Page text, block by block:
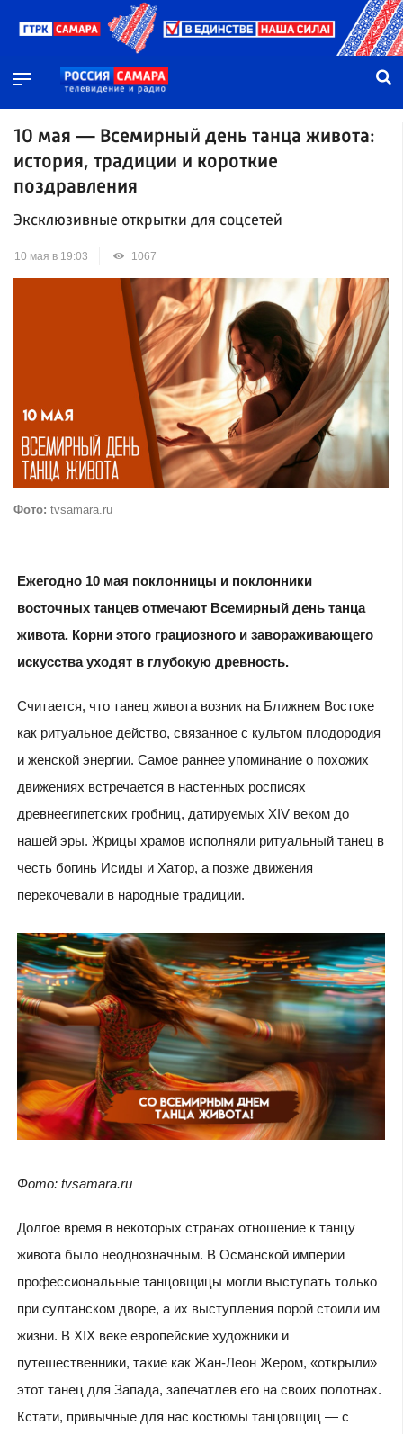
10 мая — Всемирный день танца живота:
история, традиции и короткие
поздравления
Эксклюзивные открытки для соцсетей
10 мая в 19:03 1067
Фото: tvsamara.ru
Ежегодно 10 мая поклонницы и поклонники
восточных танцев отмечают Всемирный день танца
живота. Корни этого грациозного и завораживающего
искусства уходят в глубокую древность.
Считается, что танец живота возник на Ближнем Востоке
как ритуальное действо, связанное с культом плодородия
и женской энергии. Самое раннее упоминание о похожих
движениях встречается в настенных росписях
древнеегипетских гробниц, датируемых XIV веком до
нашей эры. Жрицы храмов исполняли ритуальный танец в
честь богинь Исиды и Хатор, а позже движения
перекочевали в народные традиции.
Фото: tvsamara.ru
Долгое время в некоторых странах отношение к танцу
живота было неоднозначным. В Османской империи
профессиональные танцовщицы могли выступать только
при султанском дворе, а их выступления порой стоили им
жизни. В XIX веке европейские художники и
путешественники, такие как Жан-Леон Жером, «открыли»
этот танец для Запада, запечатлев его на своих полотнах.
Кстати, привычные для нас костюмы танцовщиц — с